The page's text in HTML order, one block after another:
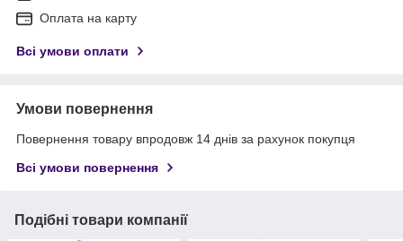
Оплата на карту
Всі умови оплати
Умови повернення
Повернення товару впродовж 14 днів за рахунок покупця
Всі умови повернення
Подібні товари компанії